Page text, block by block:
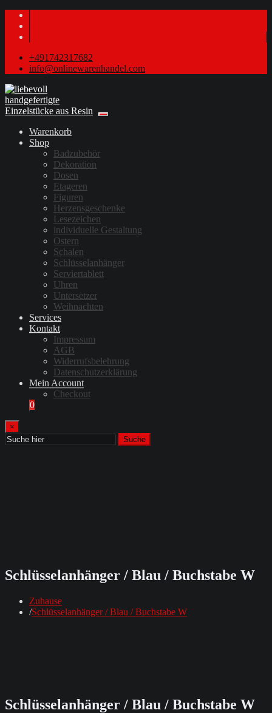
+491742317682
info@onlinewarenhandel.com
Warenkorb
Shop
Badzubehör
Dekoration
Dosen
Etageren
Figuren
Herzensgeschenke
Lesezeichen
individuelle Gestaltung
Ostern
Schalen
Schlüsselanhänger
Serviertablett
Uhren
Untersetzer
Weihnachten
Services
Kontakt
Impressum
AGB
Widerrufsbelehrung
Datenschutzerklärung
Mein Account
Checkout
0
×
Suche
Schlüsselanhänger / Blau / Buchstabe W
Zuhause
Schlüsselanhänger / Blau / Buchstabe W
Schlüsselanhänger / Blau / Buchstabe W